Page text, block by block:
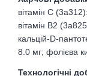
вітамін C
вітамін B2
кальцій-D-
8.0 мг; фолієва
Технологічні